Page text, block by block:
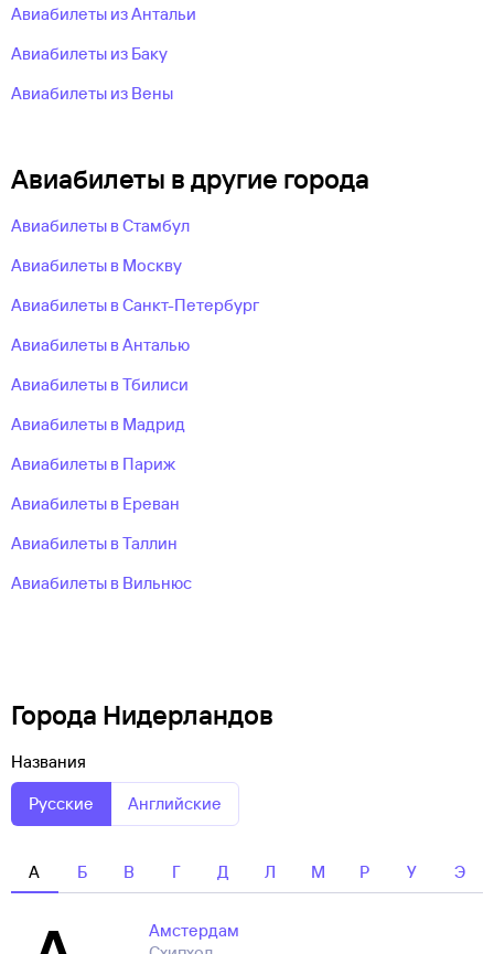
Авиабилеты из Антальи
Авиабилеты из Баку
Авиабилеты из Вены
Авиабилеты в другие города
Авиабилеты в Стамбул
Авиабилеты в Москву
Авиабилеты в Санкт-Петербург
Авиабилеты в Анталью
Авиабилеты в Тбилиси
Авиабилеты в Мадрид
Авиабилеты в Париж
Авиабилеты в Ереван
Авиабилеты в Таллин
Авиабилеты в Вильнюс
Города Нидерландов
Названия
Русские
Английские
А Б В Г Д Л М Р У Э
Амстердам